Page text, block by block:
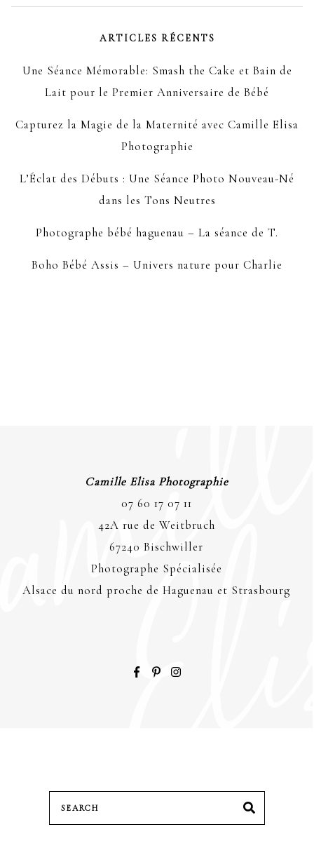
ARTICLES RÉCENTS
Une Séance Mémorable: Smash the Cake et Bain de
Lait pour le Premier Anniversaire de Bébé
Capturez la Magie de la Maternité avec Camille Elisa
Photographie
L’Éclat des Débuts : Une Séance Photo Nouveau-Né
dans les Tons Neutres
Photographe bébé haguenau – La séance de T.
Boho Bébé Assis – Univers nature pour Charlie
Camille Elisa Photographie
07 60 17 07 11
42A rue de Weitbruch
67240 Bischwiller
Photographe Spécialisée
Alsace du nord proche de Haguenau et Strasbourg
for:
SEARCH